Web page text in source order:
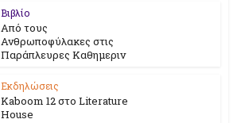
Βιβλίο
Από τους
Ανθρωποφύλακες στις
Παράπλευρες Καθημεριν
Εκδηλώσεις
Kaboom 12 στο Literature
House